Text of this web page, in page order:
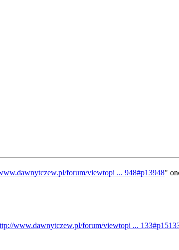
forum/viewtopi ... 948#p13948"
www.dawnytczew.pl/forum/viewtopi ...